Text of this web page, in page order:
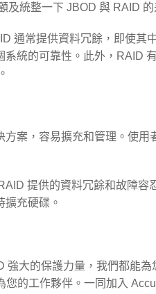
及統整一下 JBOD 與 RAID 的
通常提供資料冗餘，即使其
統的可靠性。此外，RAID
案，容易擴充和管理。使用
提供的資料冗餘和故障容
充硬碟。
強大的保護力量，我們都能
的工作夥伴。一同加入